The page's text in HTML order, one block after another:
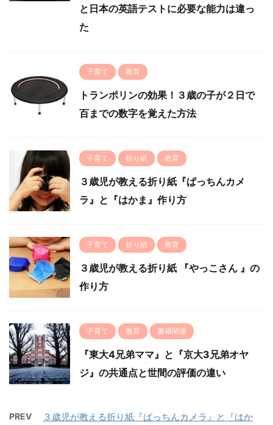
と日本の英語テストに必要な能力は違っ
た
子育て 教育
トランポリンの効果！３歳の子が２日で
百までの数字を覚えた方法
子育て 折り紙 教育
３歳児が教える折り紙『ぱっちんカメ
ラ』と『はかま』作り方
子育て 折り紙 教育
３歳児が教える折り紙 『やっこさん 』の
作り方
子育て 教育 書籍関連
『東大4兄弟ママ』と『京大3兄弟オヤ
ジ』の共通点と世間の評価の違い
PREV
３歳児が教える折り紙『ぱっちんカメラ』と『はか